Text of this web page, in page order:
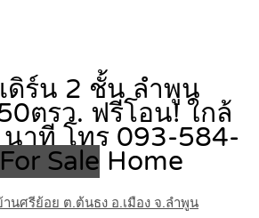
ดิร์น 2 ชั้น ลำพูน
ตรว. ฟรีโอน! ใกล้
นาที โทร 093-584-
Sale Home
นศรีย้อย ต.ต้นธง อ.เมือง จ.ลำพูน